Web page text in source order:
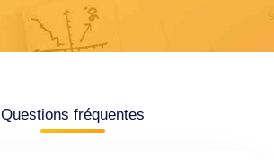
Questions fréquentes